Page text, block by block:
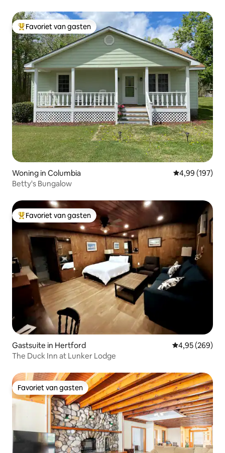
Topfavoriet van gasten
Favoriet van gasten
Woning in Columbia Gemiddelde
4,99 (197)
Betty's Bungalow
Topfavoriet van gasten
Favoriet van gasten
Gastsuite in Hertford Gemiddelde
4,95 (269)
The Duck Inn at Lunker Lodge
Favoriet van gasten
Favoriet van gasten